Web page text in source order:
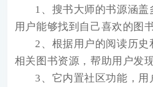
1、搜书大师的书源涵
用户能够找到自己喜欢的图
2、根据用户的阅读历
相关图书资源，帮助用户发
3、它内置社区功能，